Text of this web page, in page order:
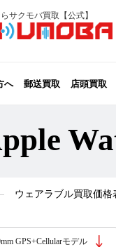
サクモバ買取【公式】
へ 郵送買取 店頭買取
ウェアラブル買取価格
GPS+Cellularモデル